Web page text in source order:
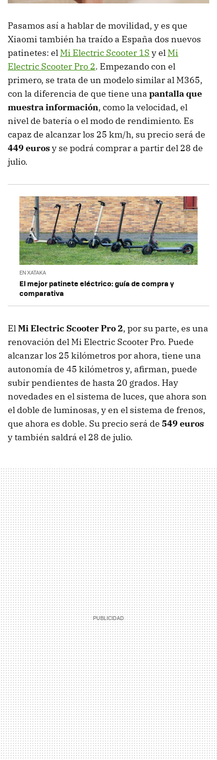
Pasamos así a hablar de movilidad, y es que
Xiaomi también ha traído a España dos nuevos
patinetes: el Mi Electric Scooter 1S y el Mi
Electric Scooter Pro 2. Empezando con el
primero, se trata de un modelo similar al M365,
con la diferencia de que tiene una pantalla que
muestra información, como la velocidad, el
nivel de batería o el modo de rendimiento. Es
capaz de alcanzar los 25 km/h, su precio será de
449 eurosy se podrá comprar a partir del 28 de
julio.
EN XATAKA
El mejor patinete eléctrico: guía de compra y
comparativa
ElMi Electric Scooter Pro 2, por su parte, es una
renovación del Mi Electric Scooter Pro. Puede
alcanzar los 25 kilómetros por ahora, tiene una
autonomía de 45 kilómetros y, afirman, puede
subir pendientes de hasta 20 grados. Hay
novedades en el sistema de luces, que ahora son
el doble de luminosas, y en el sistema de frenos,
que ahora es doble. Su precio será de 549 euros
y también saldrá el 28 de julio.